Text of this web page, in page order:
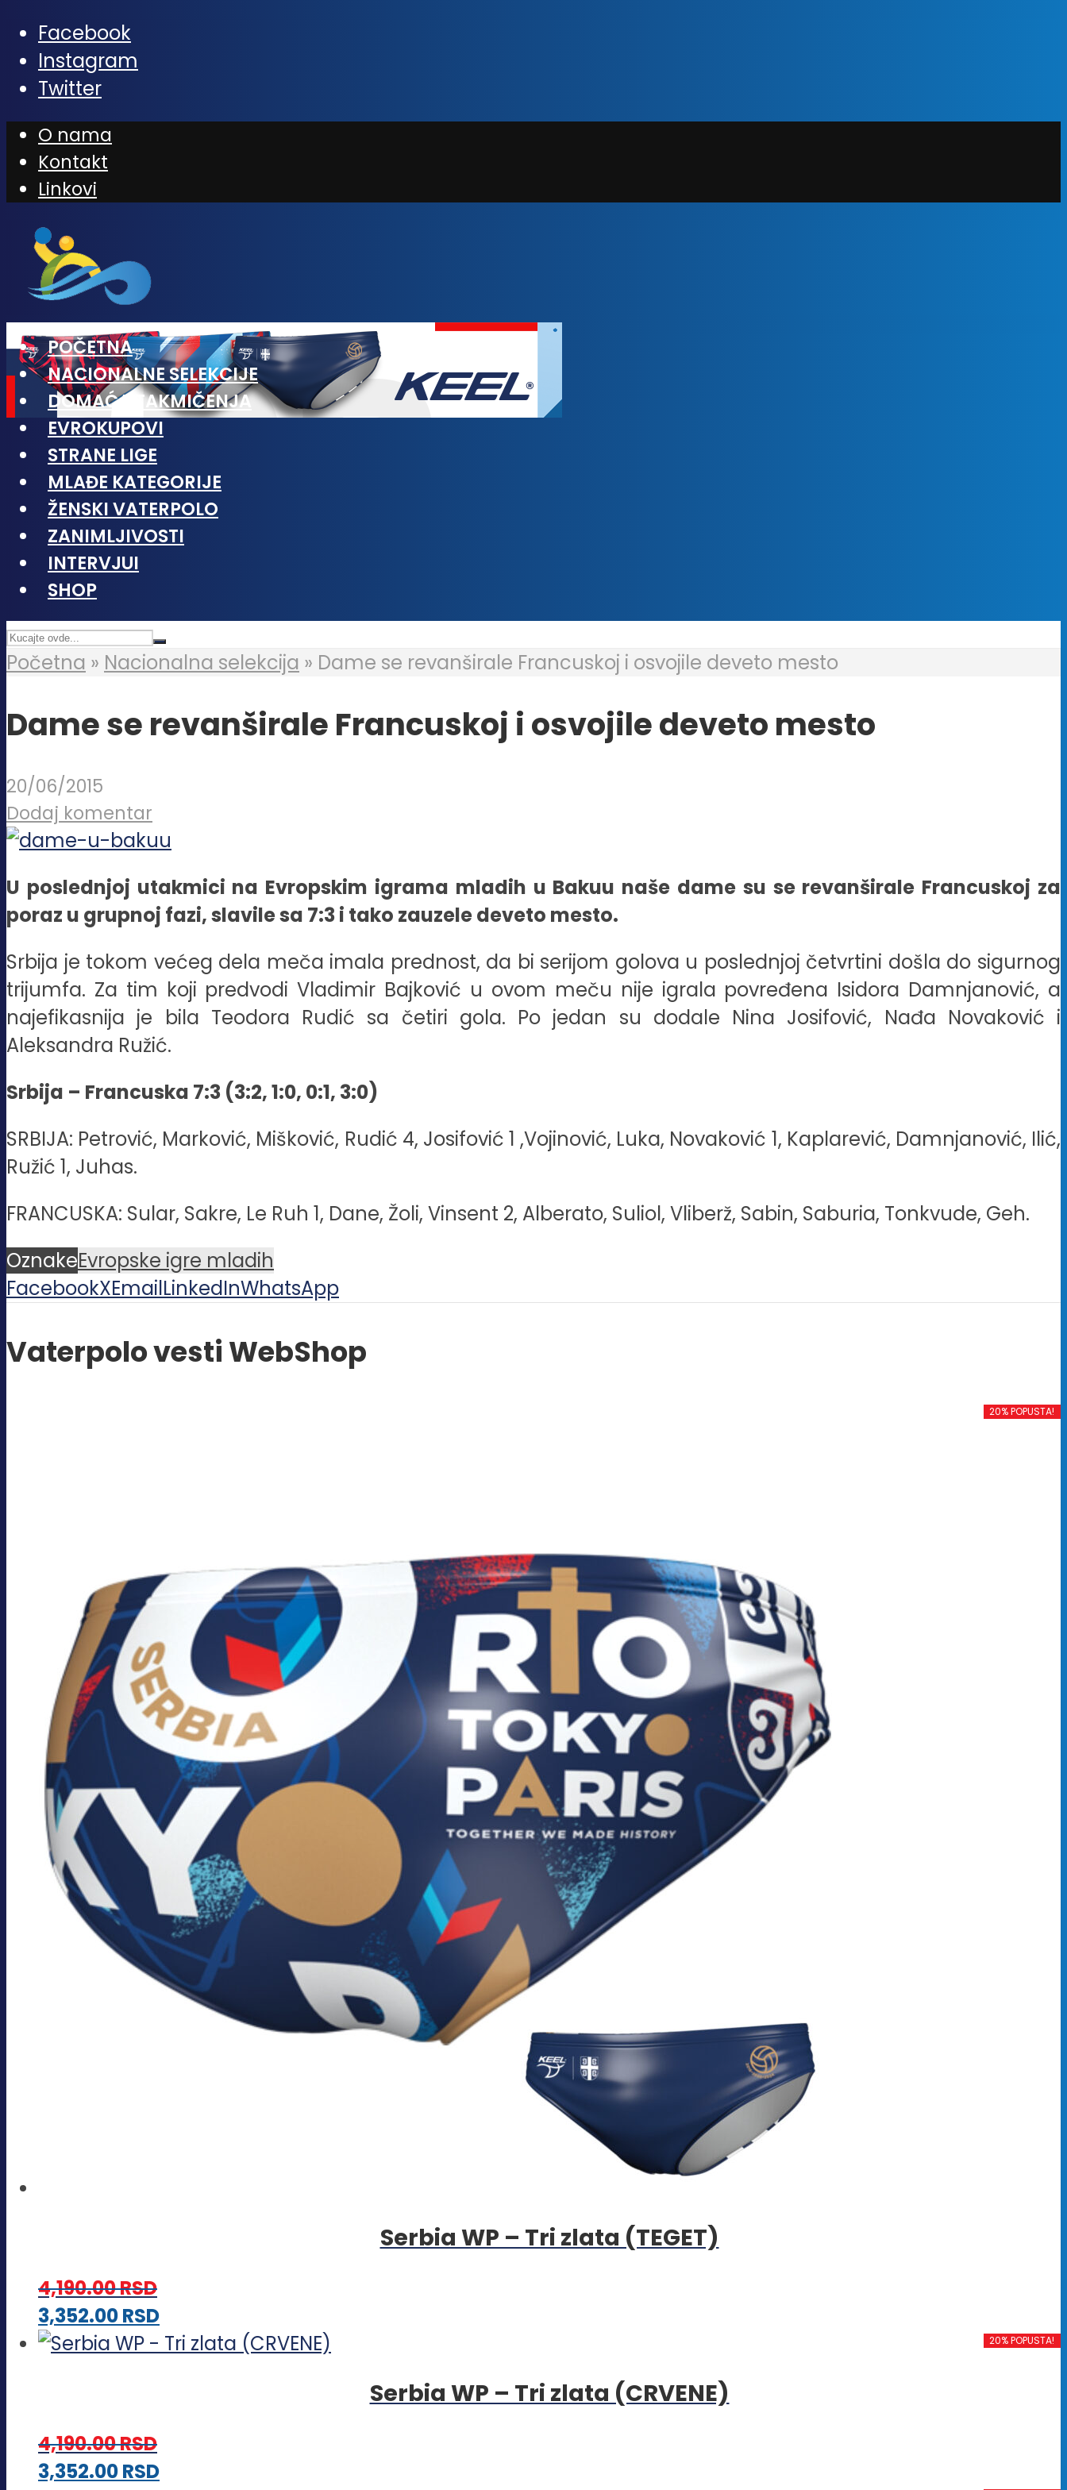
Facebook
Instagram
Twitter
O nama
Kontakt
Linkovi
POČETNA
NACIONALNE SELEKCIJE
DOMAĆA TAKMIČENJA
EVROKUPOVI
STRANE LIGE
MLAĐE KATEGORIJE
ŽENSKI VATERPOLO
ZANIMLJIVOSTI
INTERVJUI
SHOP
Početna » Nacionalna selekcija » Dame se revanširale Francuskoj i osvojile deveto mesto
Dame se revanširale Francuskoj i osvojile deveto mesto
20/06/2015
Dodaj komentar
U poslednjoj utakmici na Evropskim igrama mladih u Bakuu naše dame su se revanširale Francuskoj za
poraz u grupnoj fazi, slavile sa 7:3 i tako zauzele deveto mesto.
Srbija je tokom većeg dela meča imala prednost, da bi serijom golova u poslednjoj četvrtini došla do sigurnog
trijumfa. Za tim koji predvodi Vladimir Bajković u ovom meču nije igrala povređena Isidora Damnjanović, a
najefikasnija je bila Teodora Rudić sa četiri gola. Po jedan su dodale Nina Josifović, Nađa Novaković i
Aleksandra Ružić.
Srbija – Francuska 7:3 (3:2, 1:0, 0:1, 3:0)
SRBIJA: Petrović, Marković, Mišković, Rudić 4, Josifović 1 ,Vojinović, Luka, Novaković 1, Kaplarević, Damnjanović, Ilić,
Ružić 1, Juhas.
FRANCUSKA: Sular, Sakre, Le Ruh 1, Dane, Žoli, Vinsent 2, Alberato, Suliol, Vliberž, Sabin, Saburia, Tonkvude, Geh.
OznakeEvropske igre mladih
FacebookXEmailLinkedInWhatsApp
Vaterpolo vesti WebShop
20% POPUSTA!
Serbia WP – Tri zlata (TEGET)
4,190.00RSD
3,352.00RSDOvaj
proizvod
mogu
20% POPUSTA!
Serbia WP – Tri zlata (CRVENE)
4,190.00RSD
3,352.00RSDOvaj